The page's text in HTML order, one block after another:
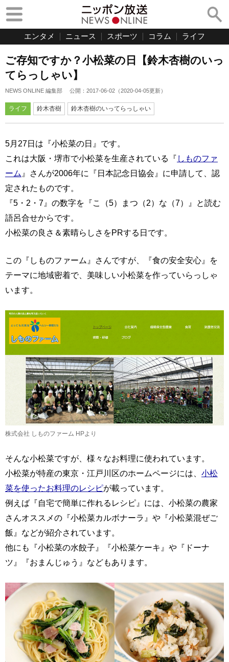
エンタメ ニュース スポーツ コラム ライフ
ご存知ですか？小松菜の日【鈴木杏樹のいっ
てらっしゃい】
NEWS ONLINE 編集部 公開： 2017-06-02 （2020-04-05更新）
ライフ 鈴木杏樹 鈴木杏樹のいってらっしゃい
5月27日は『小松菜の日』です。
これは大阪・堺市で小松菜を生産されている『 しものファ
ーム 』さんが2006年に『日本記念日協会』に申請して、認
定されたものです。
『5・2・7』の数字を『こ（5）まつ（2）な（7）』と読む
語呂合せからです。
小松菜の良さ＆素晴らしさをPRする日です。
この『しものファーム』さんですが、『食の安全安心』を
テーマに地域密着で、美味しい小松菜を作っていらっしゃ
います。
株式会社 しものファーム HPより
そんな小松菜ですが、様々なお料理に使われています。
小松菜が特産の東京・江戸川区のホームページには、 小松
菜を使ったお料理のレシピが載っています。
例えば『自宅で簡単に作れるレシピ』には、小松菜の農家
さんオススメの『小松菜カルボナーラ』や『小松菜混ぜご
飯』などが紹介されています。
他にも『小松菜の水餃子』『小松菜ケーキ』や『ドーナ
ツ』『おまんじゅう』などもあります。